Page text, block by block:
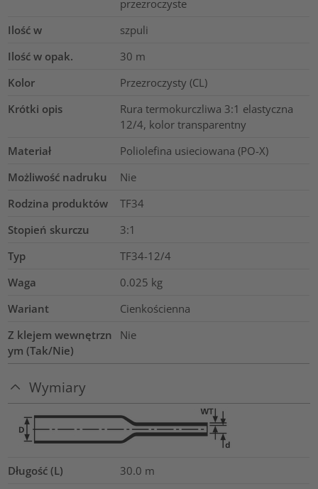
przezroczyste
Ilość w
szpuli
Ilość w opak.
30 m
Kolor
Przezroczysty (CL)
Krótki opis
Rura termokurczliwa 3:1 elastyczna
12/4, kolor transparentny
Materiał
Poliolefina usieciowana (PO-X)
Możliwość nadruku
Nie
Rodzina produktów
TF34
Stopień skurczu
3:1
Typ
TF34-12/4
Waga
0.025 kg
Wariant
Cienkościenna
Z klejem wewnętrzn
ym (Tak/Nie)
Nie
Wymiary
Długość (L) 30.0 m